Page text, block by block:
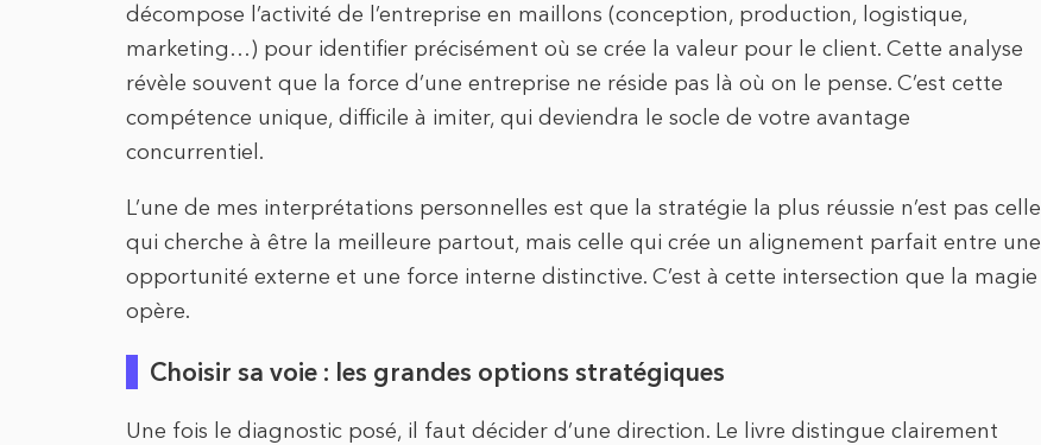
décompose l’activité de l’entreprise en maillons (conception, production, logistique,
marketing…) pour identifier précisément où se crée la valeur pour le client. Cette analyse
révèle souvent que la force d’une entreprise ne réside pas là où on le pense. C’est cette
compétence unique, difficile à imiter, qui deviendra le socle de votre avantage
concurrentiel.
L’une de mes interprétations personnelles est que la stratégie la plus réussie n’est pas celle
qui cherche à être la meilleure partout, mais celle qui crée un alignement parfait entre une
opportunité externe et une force interne distinctive. C’est à cette intersection que la magie
opère.
Choisir sa voie : les grandes options stratégiques
Une fois le diagnostic posé, il faut décider d’une direction. Le livre distingue clairement